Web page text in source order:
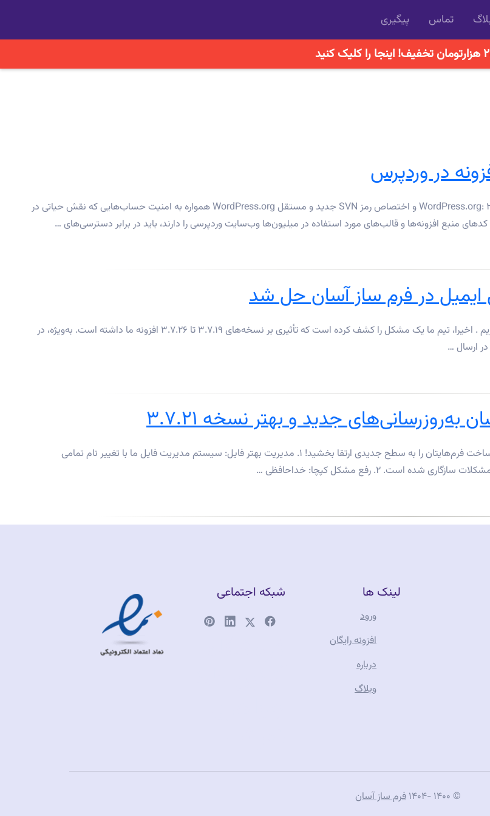
تماس پیگیری
کنید
در وردپرس
الزامی شدن افزایش امنیت حساب‌های کاربری توسعه‌دهندگان بوسیله روش WordPress.org: ۲FA و اختصاص رمز SVN جدید و مستقل WordPress.org همواره به امنیت حساب‌هایی که نقش حیاتی در
منبع افزونه‌ها و قالب‌های مورد استفاده در میلیون‌ها وب‌سایت وردپرسی را دارند، باید در برابر دسترسی‌های …
امروز با شما خبر به‌روزرسانی حیاتی مربوط به فرم ساز آسان را به اشتراک می گذاریم . اخیرا، تیم ما یک مشکل را کشف کرده است که تأثیری بر نسخه‌های ۳.۷.۱۹ تا ۳.۷.۲۶ افزونه ما داشته است. به‌ویژه، در
ارسال …
جدید و بهتر نسخه ۳.۷.۲۱
با آخرین به‌روزرسانی‌های افزونه وردپرسی فرم ساز آسان به نسخه ۳.۷.۲۱، تجربه ساخت فرم‌هایتان را به سطح جدیدی ارتقا بخشید! ۱. مدیریت بهتر فایل: سیستم مدیریت فایل ما با تغییر نام تمامی
لینک ها
ورود
افزونه رایگان
درباره
وبلاگ
شبکه اجتماعی
© ۱۴۰۰ -۱۴۰۴ فرم ساز آسان